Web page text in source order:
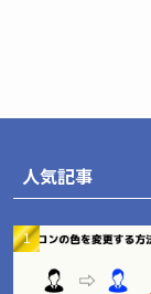
人気記事